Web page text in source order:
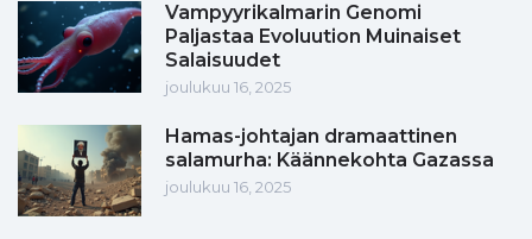
Vampyyrikalmarin Genomi
Paljastaa Evoluution Muinaiset
Salaisuudet
joulukuu 16, 2025
Hamas-johtajan dramaattinen
salamurha: Käännekohta Gazassa
joulukuu 16, 2025